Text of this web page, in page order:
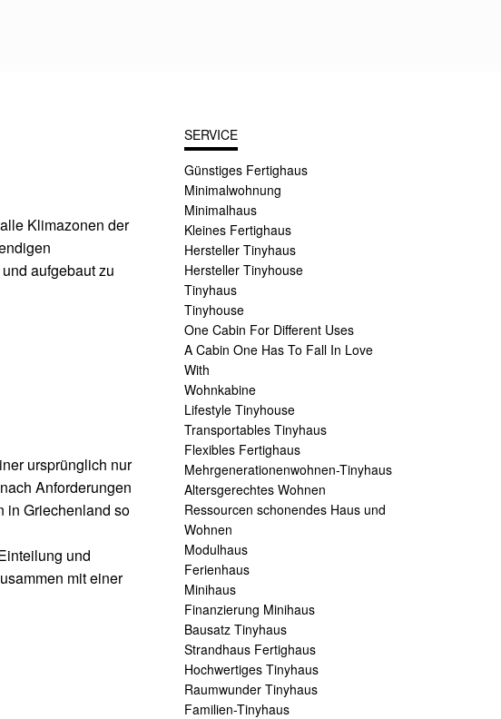
Klimazonen der
aufgebaut zu
ursprünglich nur
Anforderungen
in Griechenland so
und
mit einer
SERVICE
Günstiges Fertighaus
Minimalwohnung
Minimalhaus
Kleines Fertighaus
Hersteller Tinyhaus
Hersteller Tinyhouse
Tinyhaus
Tinyhouse
One Cabin For Different Uses
A Cabin One Has To Fall In Love
With
Wohnkabine
Lifestyle Tinyhouse
Transportables Tinyhaus
Flexibles Fertighaus
Mehrgenerationenwohnen-Tinyhaus
Altersgerechtes Wohnen
Ressourcen schonendes Haus und
Wohnen
Modulhaus
Ferienhaus
Minihaus
Finanzierung Minihaus
Bausatz Tinyhaus
Strandhaus Fertighaus
Hochwertiges Tinyhaus
Raumwunder Tinyhaus
Familien-Tinyhaus